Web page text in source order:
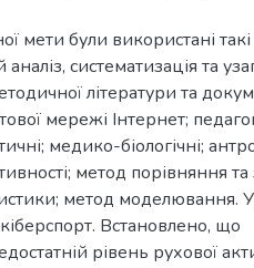
мети були використані
систематизація та
літератури та
мережі Інтернет;
медико-біологічні;
метод порівняння та
метод моделювання.
Встановлено, що
рівень рухової